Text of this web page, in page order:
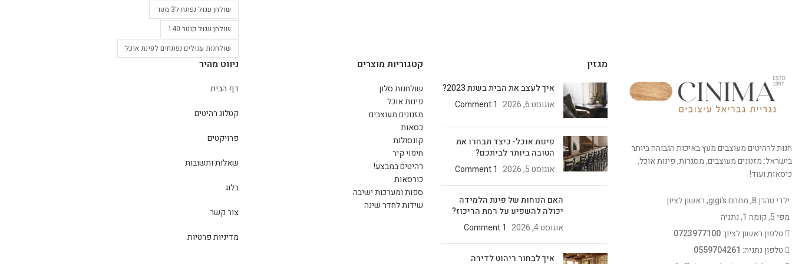
שולחן עגול נפתח ל3 מטר
שולחן עגול קוטר 140
שולחנות עגולים נפתחים לפינת אוכל
חנות לרהיטים מעוצבים מעץ באיכות הגבוהה ביותר
בישראל: מזנונים מעוצבים, מסגרות, פינות אוכל,
כיסאות ועוד!
ילדי טהרן 8, מתחם gigi's, ראשון לציון
מפי 5, קומה 1, נתניה
טלפון ראשון לציון:0723977100
טלפון נתניה: 0559704261
מגזין
איך לעצב את הבית בשנת 2023?
אוגוסט 6, 2026
1 Comment
פינות אוכל- כיצד תבחרו את
הטובה ביותר לביתכם?
אוגוסט 5, 2026
1 Comment
האם הנוחות של פינת הלמידה
יכולה להשפיע על רמת הריכוז?
אוגוסט 4, 2026
1 Comment
איך לבחור ריהוט לדירה
קטגוריות מוצרים
שולחנות סלון
פינות אוכל
מזנונים מעוצבים
כסאות
קונסולות
חיפוי קיר
רהיטים במבצע!
כורסאות
ספות ומערכות ישיבה
שידות לחדר שינה
ניווט מהיר
דף הבית
קטלוג רהיטים
פרויקטים
שאלות ותשובות
בלוג
צור קשר
מדיניות פרטיות